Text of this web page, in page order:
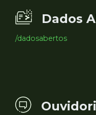
Dados
/dadosabertos